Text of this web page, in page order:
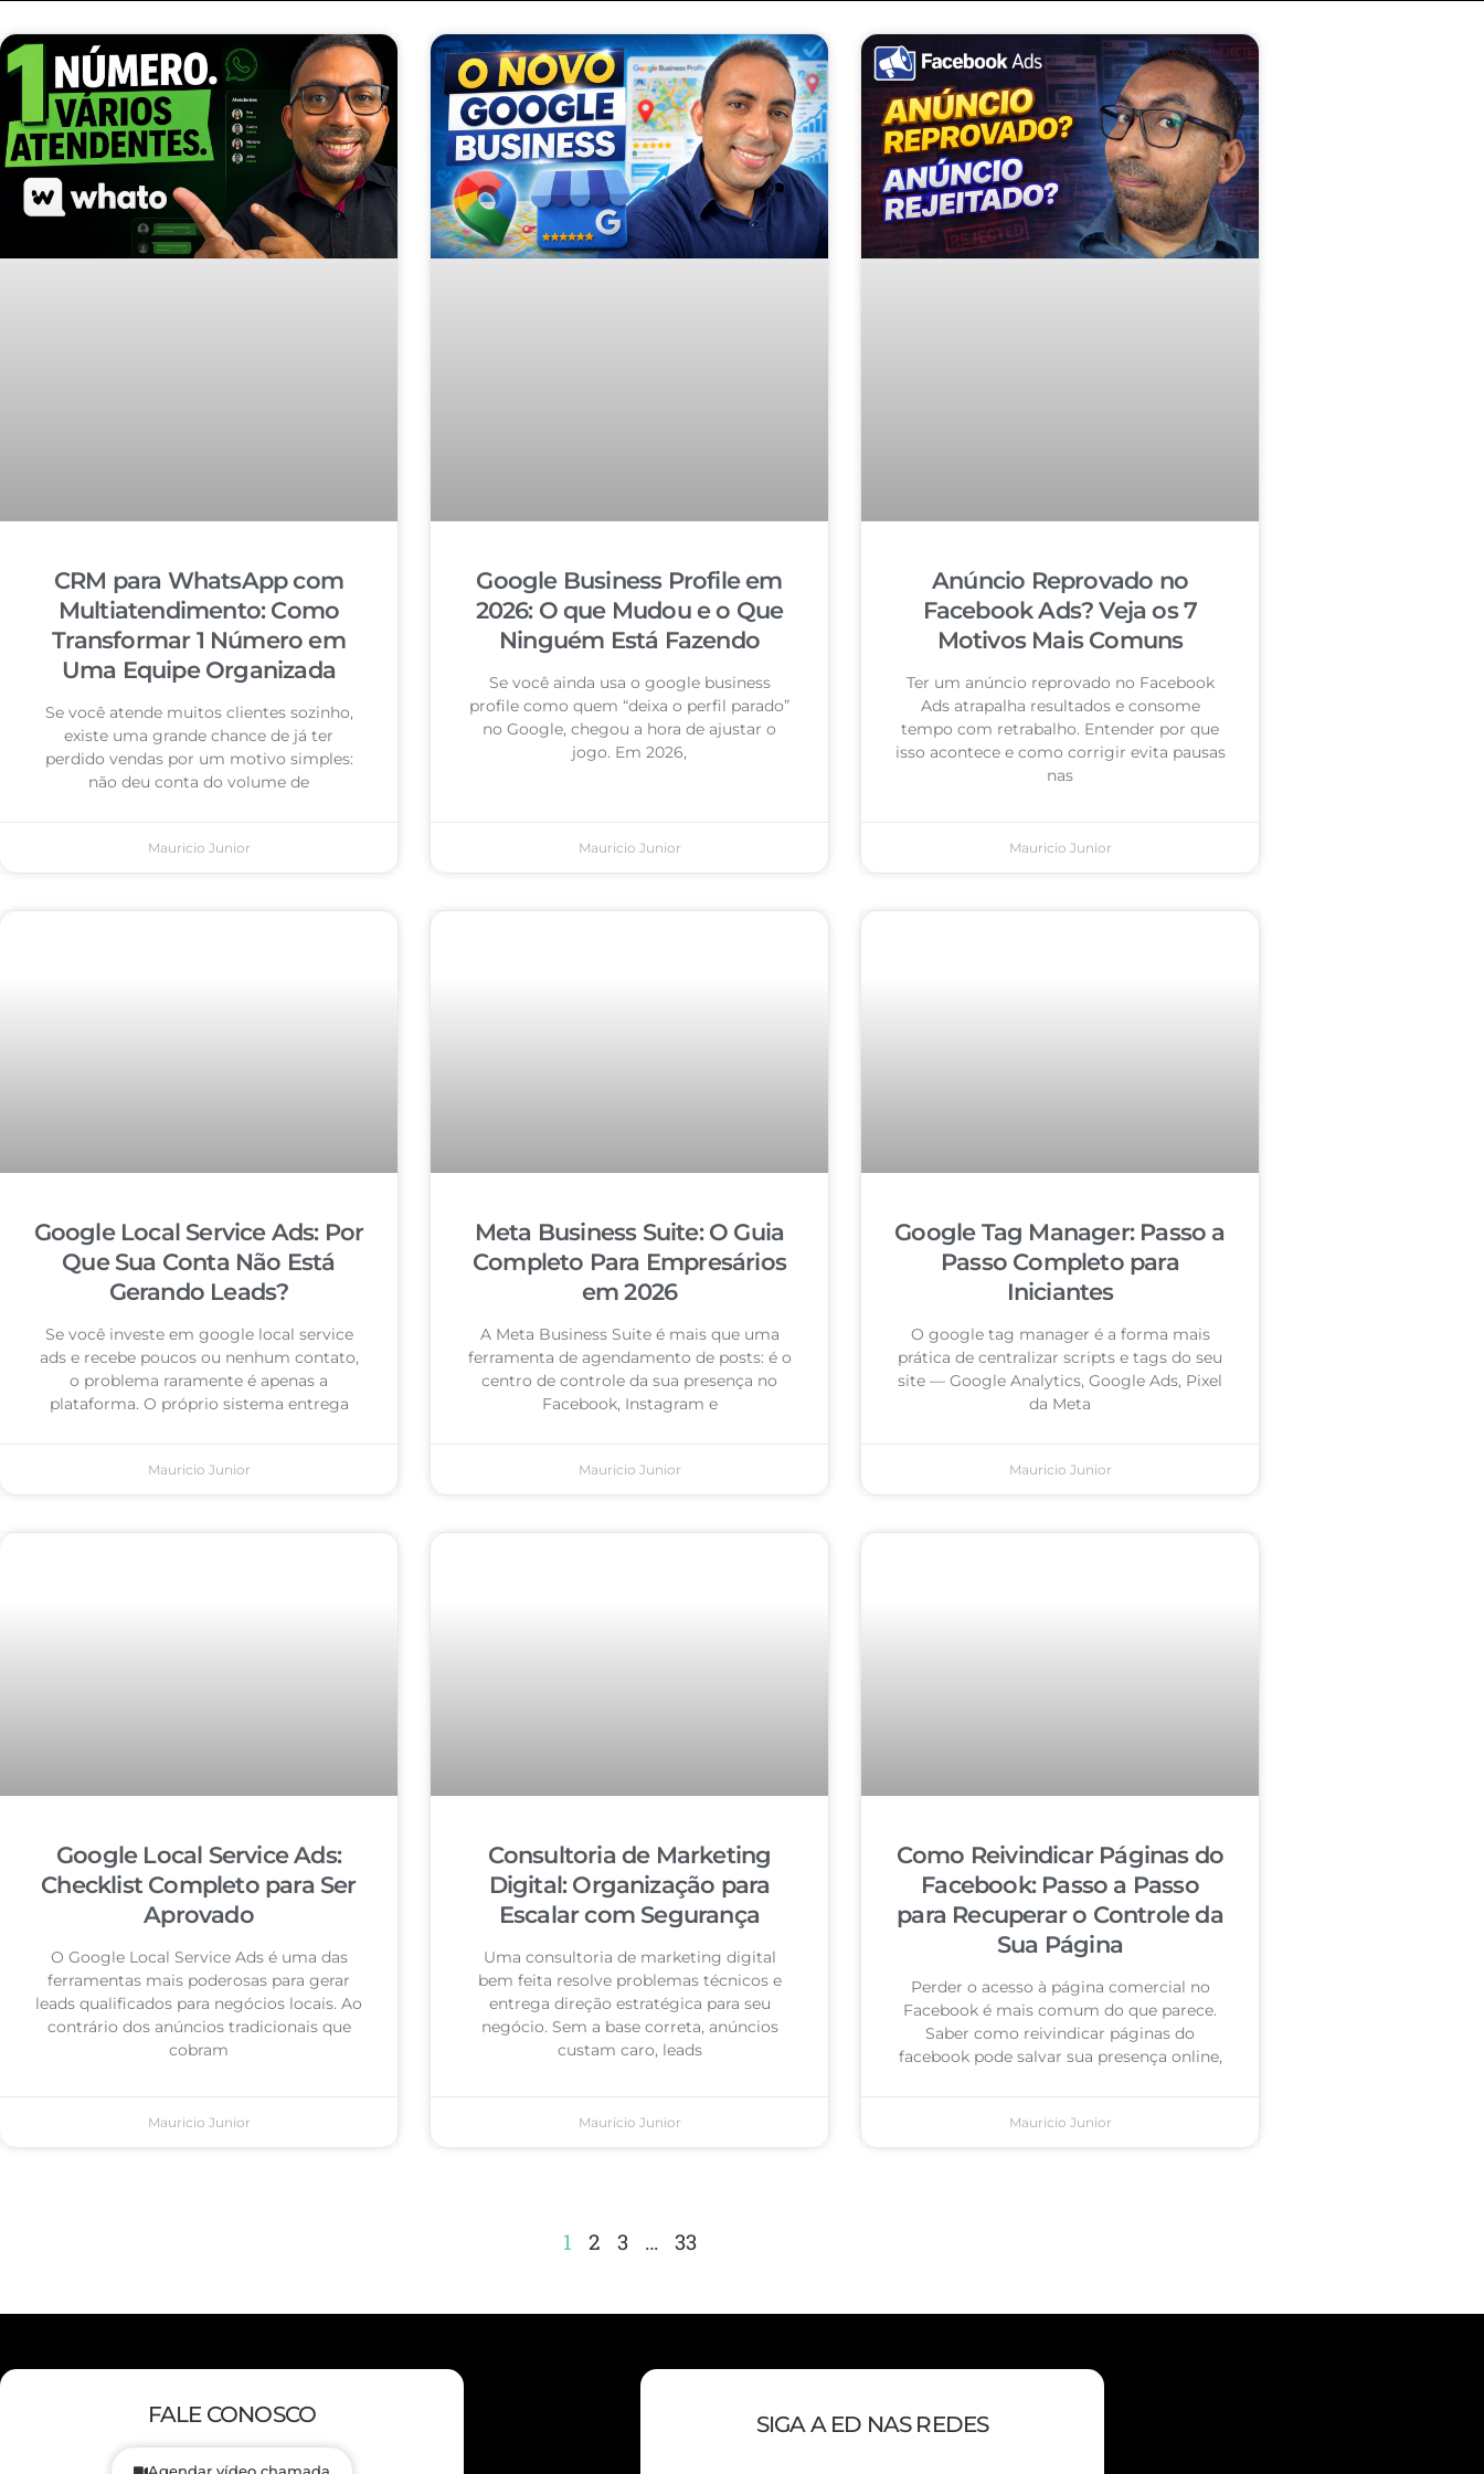
CRM para WhatsApp com
Multiatendimento: Como
Transformar 1 Número em
Uma Equipe Organizada
Se você atende muitos clientes sozinho,
existe uma grande chance de já ter
perdido vendas por um motivo simples:
não deu conta do volume de
Mauricio Junior
Google Business Profile em
2026: O que Mudou e o Que
Ninguém Está Fazendo
Se você ainda usa o google business
profile como quem “deixa o perfil parado”
no Google, chegou a hora de ajustar o
jogo. Em 2026,
Mauricio Junior
Anúncio Reprovado no
Facebook Ads? Veja os 7
Motivos Mais Comuns
Ter um anúncio reprovado no Facebook
Ads atrapalha resultados e consome
tempo com retrabalho. Entender por que
isso acontece e como corrigir evita pausas
nas
Mauricio Junior
Google Local Service Ads: Por
Que Sua Conta Não Está
Gerando Leads?
Se você investe em google local service
ads e recebe poucos ou nenhum contato,
o problema raramente é apenas a
plataforma. O próprio sistema entrega
Mauricio Junior
Meta Business Suite: O Guia
Completo Para Empresários
em 2026
A Meta Business Suite é mais que uma
ferramenta de agendamento de posts: é o
centro de controle da sua presença no
Facebook, Instagram e
Mauricio Junior
Google Tag Manager: Passo a
Passo Completo para
Iniciantes
O google tag manager é a forma mais
prática de centralizar scripts e tags do seu
site — Google Analytics, Google Ads, Pixel
da Meta
Mauricio Junior
Google Local Service Ads:
Checklist Completo para Ser
Aprovado
O Google Local Service Ads é uma das
ferramentas mais poderosas para gerar
leads qualificados para negócios locais. Ao
contrário dos anúncios tradicionais que
cobram
Mauricio Junior
Consultoria de Marketing
Digital: Organização para
Escalar com Segurança
Uma consultoria de marketing digital
bem feita resolve problemas técnicos e
entrega direção estratégica para seu
negócio. Sem a base correta, anúncios
custam caro, leads
Mauricio Junior
Como Reivindicar Páginas do
Facebook: Passo a Passo
para Recuperar o Controle da
Sua Página
Perder o acesso à página comercial no
Facebook é mais comum do que parece.
Saber como reivindicar páginas do
facebook pode salvar sua presença online,
Mauricio Junior
1 2 3 … 33
FALE CONOSCO SIGA A ED NAS REDES